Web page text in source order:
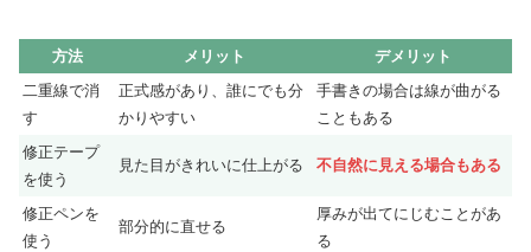
方法 メリット
デメリット
二重線で消
す
正式感があり、誰にでも分
かりやすい
手書きの場合は線が曲がる
こともある
修正テープ
を使う
見た目がきれいに仕上がる 不自然に見える場合もある
修正ペンを
使う
部分的に直せる
厚みが出てにじむことがあ
る